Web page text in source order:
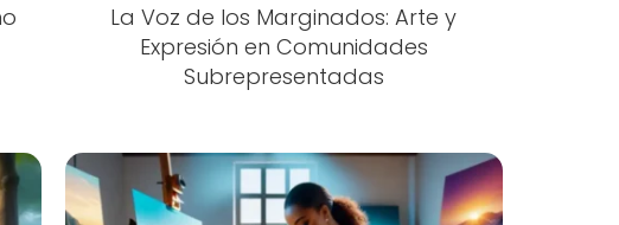
La Voz de los Marginados: Arte y
Expresión en Comunidades
Subrepresentadas